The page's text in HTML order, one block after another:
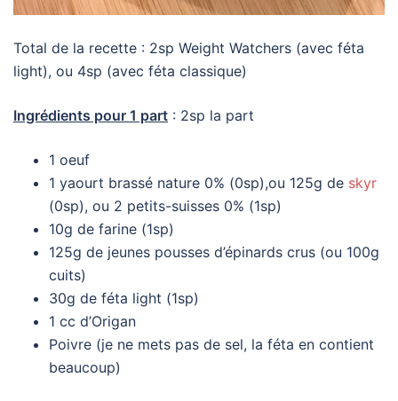
Total de la recette : 2sp Weight Watchers (avec féta
light), ou 4sp (avec féta classique)
Ingrédients pour 1 part : 2sp la part
1 oeuf
1 yaourt brassé nature 0% (0sp),ou 125g de skyr
(0sp), ou 2 petits-suisses 0% (1sp)
10g de farine (1sp)
125g de jeunes pousses d’épinards crus (ou 100g
cuits)
30g de féta light (1sp)
1 cc d’Origan
Poivre (je ne mets pas de sel, la féta en contient
beaucoup)